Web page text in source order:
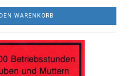
WARENKORB